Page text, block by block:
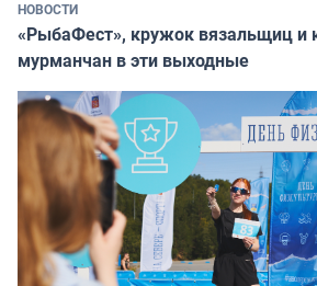
НОВОСТИ
«РыбаФест», кружок вязальщиц и
мурманчан в эти выходные